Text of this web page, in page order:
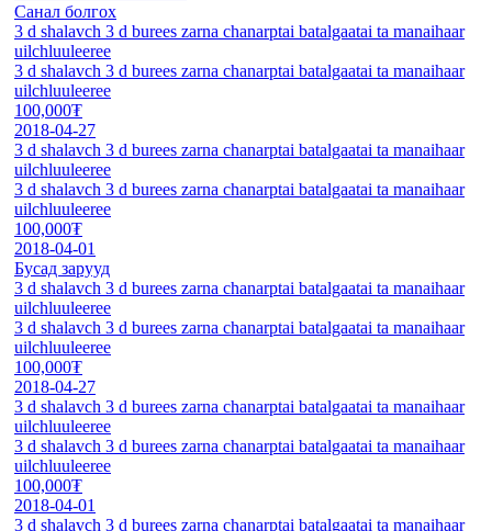
Санал болгох
3 d shalavch 3 d burees zarna chanarptai batalgaatai ta manaihaar
uilchluuleeree
3 d shalavch 3 d burees zarna chanarptai batalgaatai ta manaihaar
uilchluuleeree
100,000₮
2018-04-27
3 d shalavch 3 d burees zarna chanarptai batalgaatai ta manaihaar
uilchluuleeree
3 d shalavch 3 d burees zarna chanarptai batalgaatai ta manaihaar
uilchluuleeree
100,000₮
2018-04-01
Бусад зарууд
3 d shalavch 3 d burees zarna chanarptai batalgaatai ta manaihaar
uilchluuleeree
3 d shalavch 3 d burees zarna chanarptai batalgaatai ta manaihaar
uilchluuleeree
100,000₮
2018-04-27
3 d shalavch 3 d burees zarna chanarptai batalgaatai ta manaihaar
uilchluuleeree
3 d shalavch 3 d burees zarna chanarptai batalgaatai ta manaihaar
uilchluuleeree
100,000₮
2018-04-01
3 d shalavch 3 d burees zarna chanarptai batalgaatai ta manaihaar